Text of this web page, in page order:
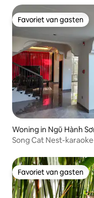
Favoriet van gasten
Favoriet van gasten
Woning in Ngũ Hành
Song Cat Nest-
Favoriet van gasten
Favoriet van gasten